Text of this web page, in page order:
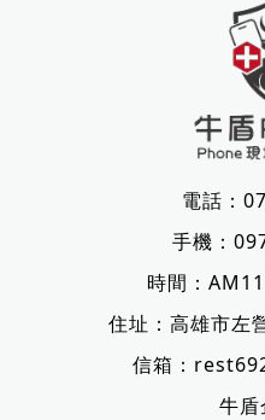
電話：
手機：
時間：
住址： 高雄市左
信箱：
牛盾